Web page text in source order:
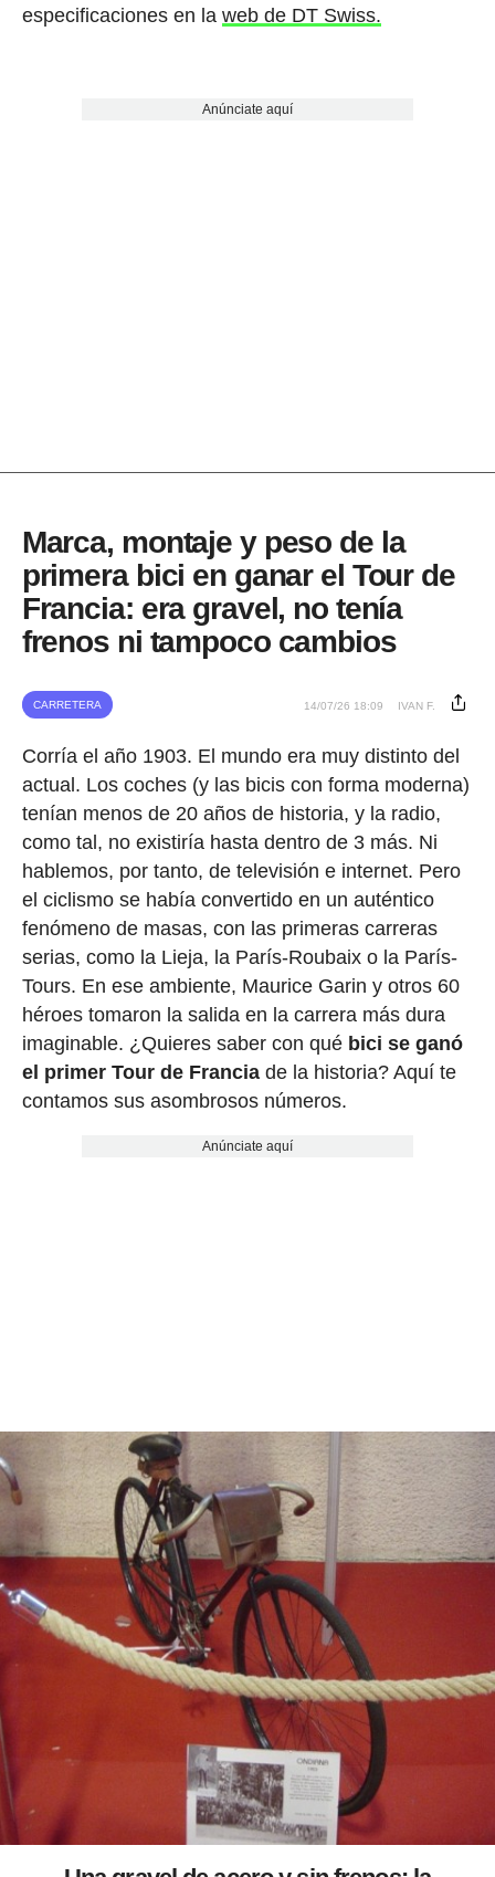
especificaciones en la web de DT Swiss.
Anúnciate aquí
Marca, montaje y peso de la
primera bici en ganar el Tour de
Francia: era gravel, no tenía
frenos ni tampoco cambios
CARRETERA 14/07/26 18:09 IVAN F.
Corría el año 1903. El mundo era muy distinto del
actual. Los coches (y las bicis con forma moderna)
tenían menos de 20 años de historia, y la radio,
como tal, no existiría hasta dentro de 3 más. Ni
hablemos, por tanto, de televisión e internet. Pero
el ciclismo se había convertido en un auténtico
fenómeno de masas, con las primeras carreras
serias, como la Lieja, la París-Roubaix o la París-
Tours. En ese ambiente, Maurice Garin y otros 60
héroes tomaron la salida en la carrera más dura
imaginable. ¿Quieres saber con qué bici se ganó
el primer Tour de Franciade la historia? Aquí te
contamos sus asombrosos números.
Anúnciate aquí